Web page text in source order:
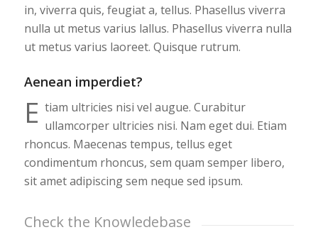
in, viverra quis, feugiat a, tellus. Phasellus viverra
nulla ut metus varius lallus. Phasellus viverra nulla
ut metus varius laoreet. Quisque rutrum.
Aenean imperdiet?
E tiam ultricies nisi vel augue. Curabitur
ullamcorper ultricies nisi. Nam eget dui. Etiam
rhoncus. Maecenas tempus, tellus eget
condimentum rhoncus, sem quam semper libero,
sit amet adipiscing sem neque sed ipsum.
Check the Knowledebase